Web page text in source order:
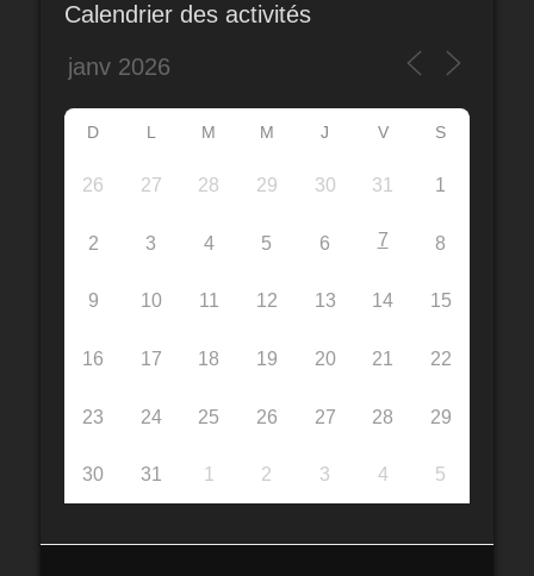
Calendrier des activités
D L M M J V S
26 27 28 29 30 31 1
2 3 4 5 6 7 8
9 10 11 12 13 14 15
16 17 18 19 20 21 22
23 24 25 26 27 28 29
30 31 1 2 3 4 5